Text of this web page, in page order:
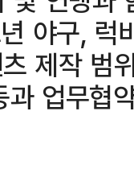
야구, 럭
제작 범
업무협